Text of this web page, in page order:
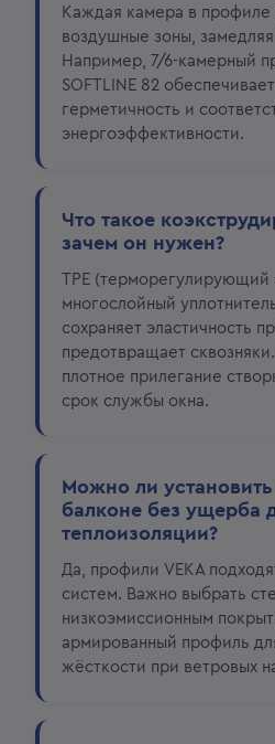
Каждая камера в профиле
воздушные зоны,
Например, 7/6-камерный
SOFTLINE 82
герметичность и
энергоэффективности.
Что такое
зачем он нужен?
ТРЕ (терморегулирующий
многослойный
сохраняет эластичность
предотвращает
плотное прилегание
срок службы окна.
Можно ли установить
балконе без ущерба
теплоизоляции?
Да, профили VEKA
систем. Важно выбрать
низкоэмиссионным
армированный профиль
жёсткости при ветровых